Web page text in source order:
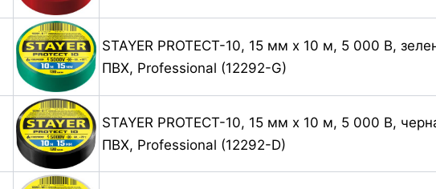
STAYER PROTECT-10, 15 мм х 10 м, 5 000 В,
ПВХ, Professional (12292-G)
STAYER PROTECT-10, 15 мм х 10 м, 5 000 В,
ПВХ, Professional (12292-D)